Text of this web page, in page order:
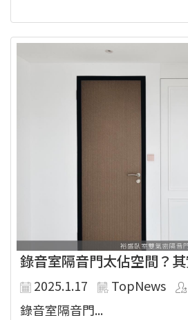
錄音室隔音門太佔空間？
2025.1.17 TopNews
錄音室隔音門...